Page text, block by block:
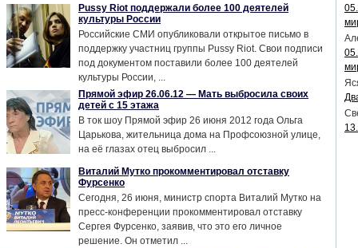
Pussy Riot поддержали более 100 деятелей
культуры России
Российские СМИ опубликовали открытое письмо в
поддержку участниц группы Pussy Riot. Свои подписи
под документом поставили более 100 деятелей
культуры России, ...
Прямой эфир 26.06.12 — Мать выбросила своих
детей с 15 этажа
В ток шоу Прямой эфир 26 июня 2012 года Ольга
Царькова, жительница дома на Профсоюзной улице,
на её глазах отец выбросил ...
Виталий Мутко прокомментировал отставку
Фурсенко
Сегодня, 26 июня, министр спорта Виталий Мутко на
пресс-конференции прокомментировал отставку
Сергея Фурсенко, заявив, что это его личное
решение. Он отметил ...